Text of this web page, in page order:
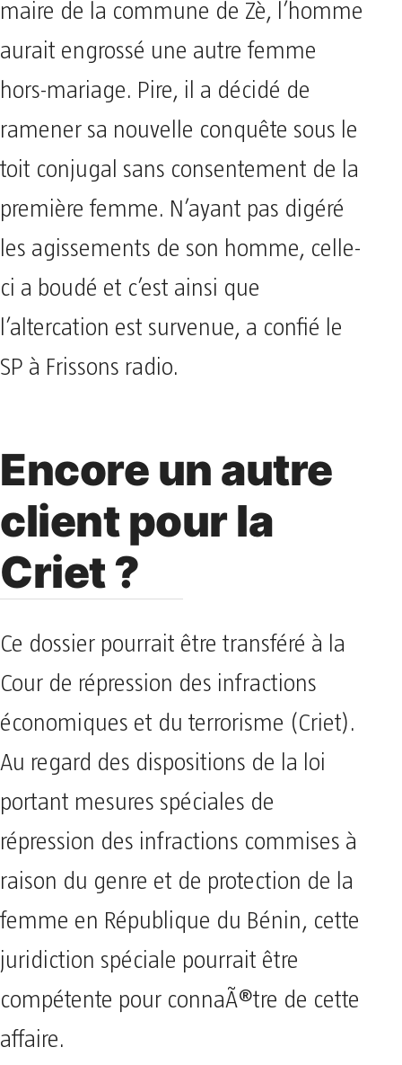
maire de la commune de Zè, l’homme
aurait engrossé une autre femme
hors-mariage. Pire, il a décidé de
ramener sa nouvelle conquête sous le
toit conjugal sans consentement de la
première femme. N’ayant pas digéré
les agissements de son homme, celle-
ci a boudé et c’est ainsi que
l’altercation est survenue, a confié le
SP à Frissons radio.
Encore un autre
client pour la
Criet ?
Ce dossier pourrait être transféré à la
Cour de répression des infractions
économiques et du terrorisme (Criet).
Au regard des dispositions de la loi
portant mesures spéciales de
répression des infractions commises à
raison du genre et de protection de la
femme en République du Bénin, cette
juridiction spéciale pourrait être
compétente pour connaÃ®tre de cette
affaire.